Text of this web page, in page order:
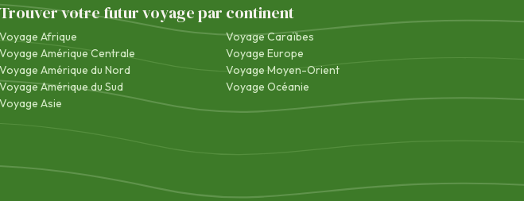
Trouver votre futur voyage par continent
Voyage Afrique
Voyage Amérique Centrale
Voyage Amérique du Nord
Voyage Amérique du Sud
Voyage Asie
Voyage Caraïbes
Voyage Europe
Voyage Moyen-Orient
Voyage Océanie